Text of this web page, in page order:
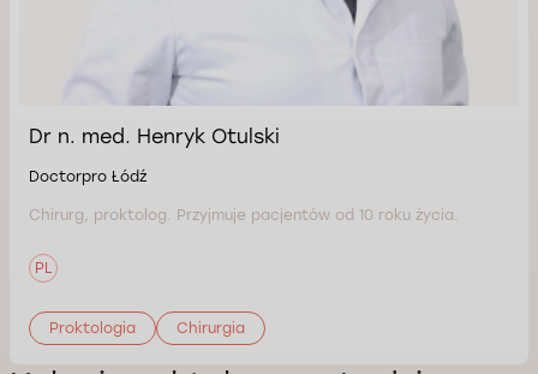
Dr n. med. Henryk Otulski
Doctorpro Łódź
Chirurg, proktolog. Przyjmuje pacjentów od 10 roku życia.
PL
Proktologia Chirurgia